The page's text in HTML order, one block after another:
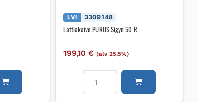
LVI 3309148
Lattiakaivo PURUS Sigyn 50 R
199,10 € (alv 25,5%)
Lattiakaivo
PURUS
Sigyn